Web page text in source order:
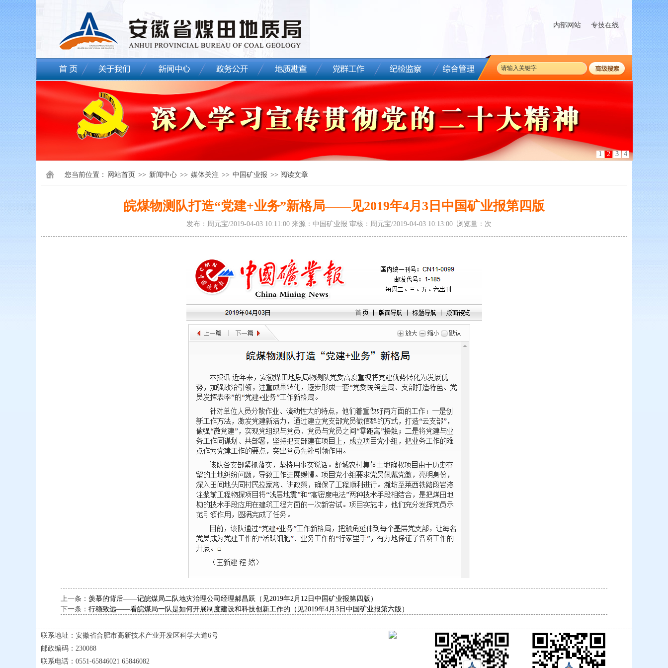
内部网站 专技在线
1 2 3 4
您当前位置： 网站首页 >> 新闻中心 >> 媒体关注 >> 中国矿业报 >> 阅读文章
皖煤物测队打造“党建+业务”新格局――见2019年4月3日中国矿业报第四版
发布：周元宝/2019-04-03 10:11:00 来源：中国矿业报 审核：周元宝/2019-04-03 10:13:00 浏览量： 次
上一条： 羡慕的背后――记皖煤局二队地灾治理公司经理郝昌跃（见2019年2月12日中国矿业报第四版）
下一条： 行稳致远――看皖煤局一队是如何开展制度建设和科技创新工作的（见2019年4月3日中国矿业报第六版）
联系地址：安徽省合肥市高新技术产业开发区科学大道6号
邮政编码：230088
联系电话：0551-65846021 65846082